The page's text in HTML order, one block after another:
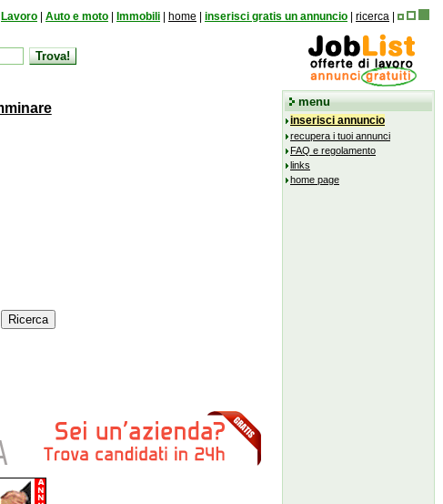
Lavoro Auto e moto Immobili home inserisci gratis un annuncio ricerca
menu
inserisci annuncio
recupera i tuoi annunci
FAQ e regolamento
links
home page